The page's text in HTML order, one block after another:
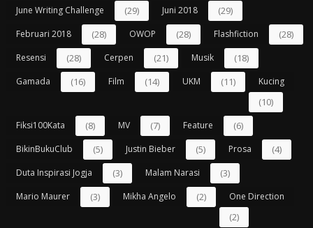
June Writing Challenge (29) Juni 2018 (29)
Februari 2018 (28) OWOP (28) Flashfiction (28)
Resensi (28) Cerpen (21) Musik (18)
Gamada (16) Film (14) UKM (11) Kucing
(10)
Fiksi100Kata (8) MV (7) Feature (6)
BikinBukuClub (5) Justin Bieber (5) Prosa (4)
Duta Inspirasi Jogja (3) Malam Narasi (3)
Mario Maurer (3) Mikha Angelo (2) One Direction
(2)